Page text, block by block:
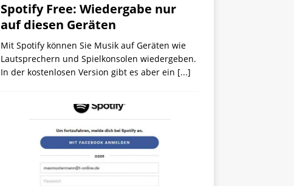
Spotify Free: Wiedergabe nur
auf diesen Geräten
Mit Spotify können Sie Musik auf Geräten wie
Lautsprechern und Spielkonsolen wiedergeben.
In der kostenlosen Version gibt es aber ein [...]